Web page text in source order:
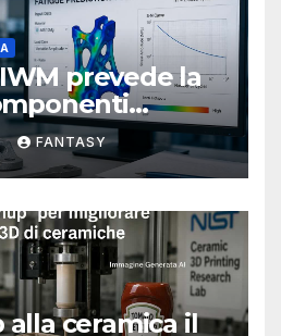
prevede la
in 3D
FANTASY
ceramica il